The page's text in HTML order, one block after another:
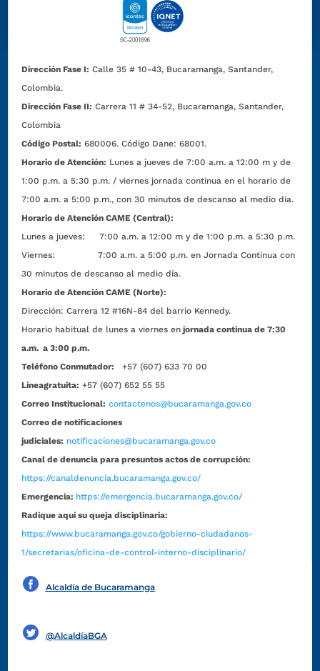
Dirección Fase I: Calle 35 # 10-43, Bucaramanga, Santander,
Colombia.
Dirección Fase II: Carrera 11 # 34-52, Bucaramanga, Santander,
Colombia
Código Postal: 680006. Código Dane: 68001.
Horario de Atención: Lunes a jueves de 7:00 a.m. a 12:00 m y de
1:00 p.m. a 5:30 p.m. / viernes jornada continua en el horario de
7:00 a.m. a 5:00 p.m., con 30 minutos de descanso al medio día.
Horario de Atención CAME (Central):
Lunes a jueves: 7:00 a.m. a 12:00 m y de 1:00 p.m. a 5:30 p.m.
Viernes: 7:00 a.m. a 5:00 p.m. en Jornada Continua con
30 minutos de descanso al medio día.
Horario de Atención CAME (Norte):
Dirección:Carrera 12 #16N-84 del barrio Kennedy.
Horario habitual de lunes a viernes en jornada continua de 7:30
a.m. a 3:00 p.m.
Teléfono Conmutador:
+57 (607) 633 70 00
Líneagratuita: +57 (607) 652 55 55
Correo Institucional: contactenos@bucaramanga.gov.co
Correo de notificaciones
judiciales: notificaciones@bucaramanga.gov.co
Canal de denuncia para presuntos actos de corrupción:
https://canaldenuncia.bucaramanga.gov.co/
Emergencia: https://emergencia.bucaramanga.gov.co/
Radique aquí su queja disciplinaria:
https://www.bucaramanga.gov.co/gobierno-ciudadanos-
1/secretarias/oficina-de-control-interno-disciplinario/
Alcaldía de Bucaramanga
@AlcaldíaBGA